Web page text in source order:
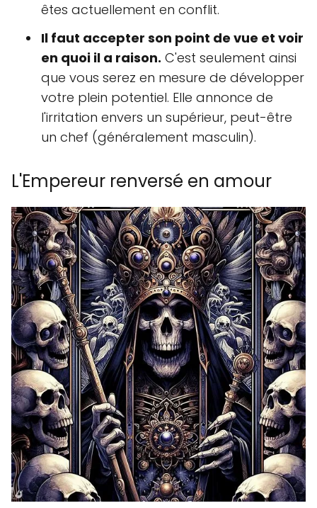
êtes actuellement en conflit.
Il faut accepter son point de vue et voir
en quoi il a raison. C'est seulement ainsi
que vous serez en mesure de développer
votre plein potentiel. Elle annonce de
l'irritation envers un supérieur, peut-être
un chef (généralement masculin).
L'Empereur renversé en amour